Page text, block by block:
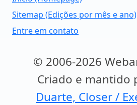
Sitemap (Edições por mês e ano)
Entre em contato
© 2006-2026
Criado e mantido
Duarte, Closer /